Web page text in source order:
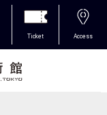
Ticket Access